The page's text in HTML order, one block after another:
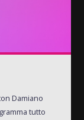
Damiano
tutto